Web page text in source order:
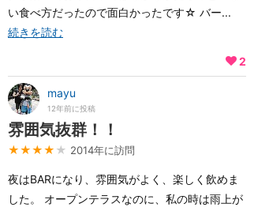
い食べ方だったので面白かったです☆ バー...
続きを読む
2
mayu
12年前に投稿
雰囲気抜群！！
★★★★ ★ 2014年に訪問
夜はBARになり、雰囲気がよく、楽しく飲めま
した。 オープンテラスなのに、私の時は雨上が